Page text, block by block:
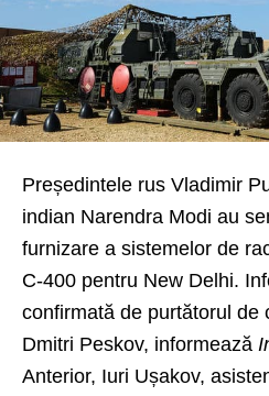
Președintele rus Vladimir
indian Narendra Modi au
furnizare a sistemelor de
C-400 pentru New Delhi.
confirmată de purtătorul de
Dmitri Peskov, informează
Anterior, Iuri Ușakov,